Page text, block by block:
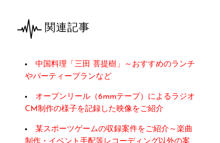
関連記事
中国料理「三田 菩提樹」～おすすめのランチ
やパーティープランなど
オープンリール（6mmテープ）によるラジオ
CM制作の様子を記録した映像をご紹介
某スポーツゲームの収録案件をご紹介～楽曲